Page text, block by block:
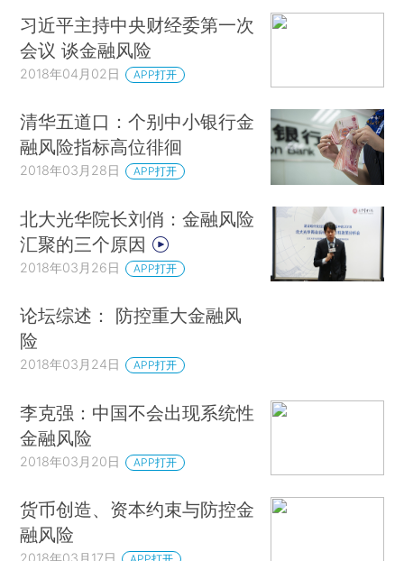
习近平主持中央财经委第一次
会议 谈金融风险
2018年04月02日 APP打开
清华五道口：个别中小银行金
融风险指标高位徘徊
2018年03月28日 APP打开
北大光华院长刘俏：金融风险
汇聚的三个原因
2018年03月26日 APP打开
论坛综述： 防控重大金融风
险
2018年03月24日 APP打开
李克强：中国不会出现系统性
金融风险
2018年03月20日 APP打开
货币创造、资本约束与防控金
融风险